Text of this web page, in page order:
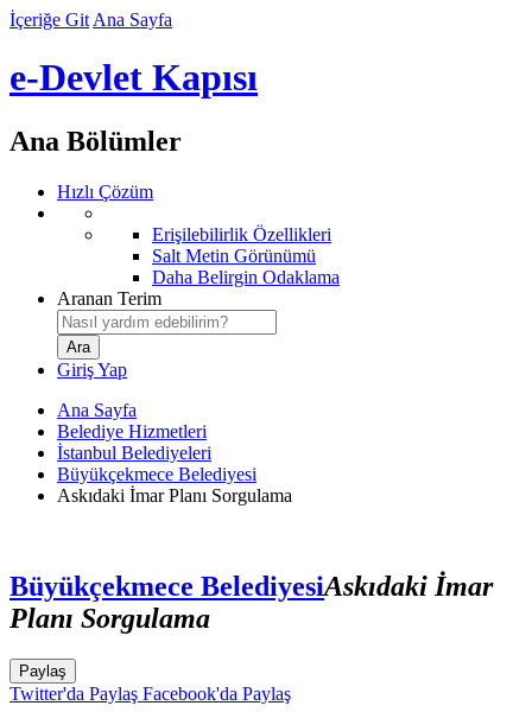
İçeriğe Git Ana Sayfa
e-Devlet Kapısı
Ana Bölümler
Hızlı Çözüm
Erişilebilirlik Özellikleri
Salt Metin Görünümü
Daha Belirgin Odaklama
Aranan Terim
Giriş Yap
Ana Sayfa
Belediye Hizmetleri
İstanbul Belediyeleri
Büyükçekmece Belediyesi
Askıdaki İmar Planı Sorgulama
Büyükçekmece BelediyesiAskıdaki İmar
Planı Sorgulama
Paylaş
Twitter'da Paylaş Facebook'da Paylaş